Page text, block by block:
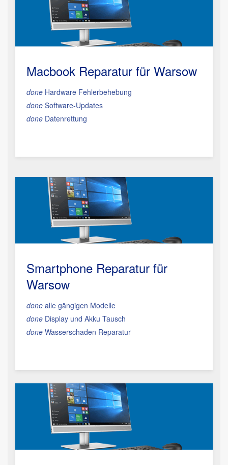
Macbook Reparatur für Warsow
done Hardware Fehlerbehebung
done Software-Updates
done Datenrettung
Smartphone Reparatur für
Warsow
done alle gängigen Modelle
done Display und Akku Tausch
done Wasserschaden Reparatur